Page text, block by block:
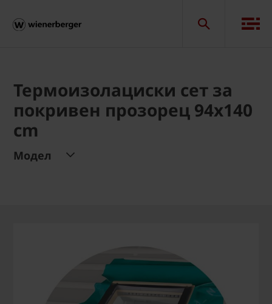
Термоизолациски сет за
покривен прозорец 94x140
cm
Модел